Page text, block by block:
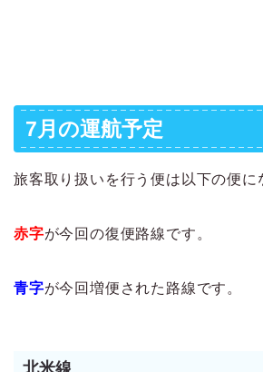
7月の運航予定
旅客取り扱いを行う便は以下の便に
赤字が今回の復便路線です。
青字が今回増便された路線です。
北米線